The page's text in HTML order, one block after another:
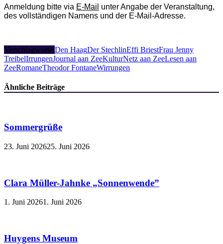
Anmeldung bitte via E-Mail unter Angabe der Veranstaltung,
des vollständigen Namens und der E-Mail-Adresse.
VerschlagwortetDen HaagDer StechlinEffi BriestFrau Jenny
TreibelIrrungenJournal aan ZeeKulturNetz aan ZeeLesen aan
ZeeRomaneTheodor FontaneWirrungen
Ähnliche Beiträge
Sommergrüße
23. Juni 202625. Juni 2026
Clara Müller-Jahnke „Sonnenwende”
1. Juni 20261. Juni 2026
Huygens Museum